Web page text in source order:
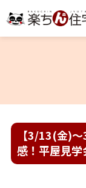
【3/13(金)
感！平屋見学